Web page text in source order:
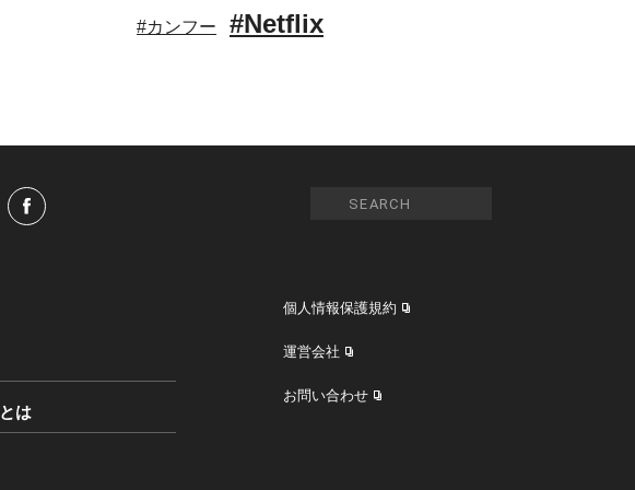
#カンフー #Netflix
とは
個人情報保護規約
運営会社
お問い合わせ